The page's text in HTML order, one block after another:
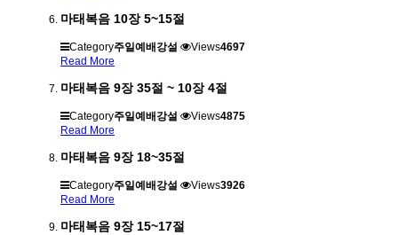
마태복음 10장 5~15절
Category주일예배강설 Views4697
Read More
마태복음 9장 35절 ~ 10장 4절
Category주일예배강설 Views4875
Read More
마태복음 9장 18~35절
Category주일예배강설 Views3926
Read More
마태복음 9장 15~17절